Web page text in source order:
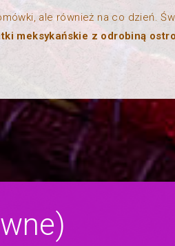
ale również na co dzień.
meksykańskie z odrobiną